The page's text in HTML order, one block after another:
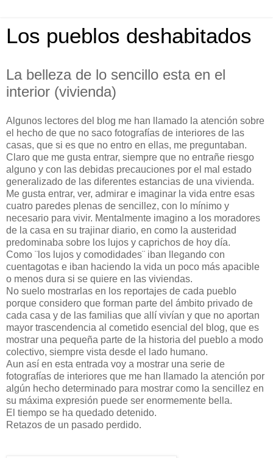
Los pueblos deshabitados
La belleza de lo sencillo esta en el
interior (vivienda)
Algunos lectores del blog me han llamado la atención sobre
el hecho de que no saco fotografías de interiores de las
casas, que si es que no entro en ellas, me preguntaban.
Claro que me gusta entrar, siempre que no entrañe riesgo
alguno y con las debidas precauciones por el mal estado
generalizado de las diferentes estancias de una vivienda.
Me gusta entrar, ver, admirar e imaginar la vida entre esas
cuatro paredes plenas de sencillez, con lo mínimo y
necesario para vivir. Mentalmente imagino a los moradores
de la casa en su trajinar diario, en como la austeridad
predominaba sobre los lujos y caprichos de hoy día.
Como ¨los lujos y comodidades¨ iban llegando con
cuentagotas e iban haciendo la vida un poco más apacible
o menos dura si se quiere en las viviendas.
No suelo mostrarlas en los reportajes de cada pueblo
porque considero que forman parte del ámbito privado de
cada casa y de las familias que allí vivían y que no aportan
mayor trascendencia al cometido esencial del blog, que es
mostrar una pequeña parte de la historia del pueblo a modo
colectivo, siempre vista desde el lado humano.
Aun así en esta entrada voy a mostrar una serie de
fotografías de interiores que me han llamado la atención por
algún hecho determinado para mostrar como la sencillez en
su máxima expresión puede ser enormemente bella.
El tiempo se ha quedado detenido.
Retazos de un pasado perdido.